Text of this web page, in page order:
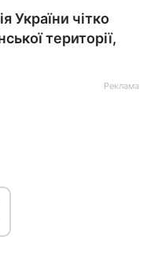
України чітко
території,
Реклама